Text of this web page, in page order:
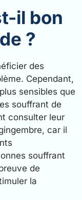
il bon
?
des
Cependant,
sensibles que
souffrant de
consulter leur
car il
souffrant
de
la